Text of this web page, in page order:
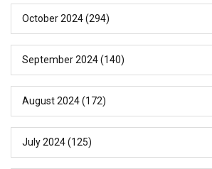
October 2024(294)
September 2024(140)
August 2024(172)
July 2024(125)